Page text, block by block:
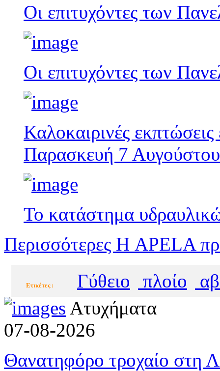
Οι επιτυχόντες των
Οι επιτυχόντες των
Καλοκαιρινές
Παρασκευή 7 Αυγούστου
Το κατάστημα
Περισσότερες Η APELA
Eτικέτες : Γύθειο πλοίο
Ατυχήματα
07-08-2026
Θανατηφόρο τροχαίο στη